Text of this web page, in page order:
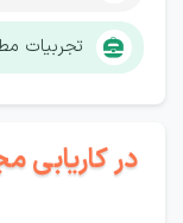
تجربیات
در کاریابی